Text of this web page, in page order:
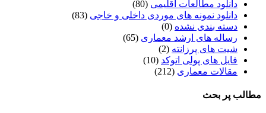
دانلود مطالعات اقلیمی (80)
دانلود نمونه های موردی داخلی و خاجی (83)
دسته بندی نشده (0)
رساله های ارشد معماری (65)
شیت های پرزانته (2)
فایل های پولی اتوکد (10)
مقالات معماری (212)
مطالب پر بحث